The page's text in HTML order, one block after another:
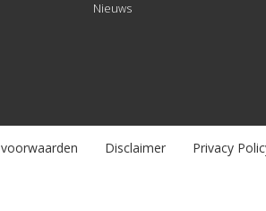
Nieuws
Disclaimer Privacy